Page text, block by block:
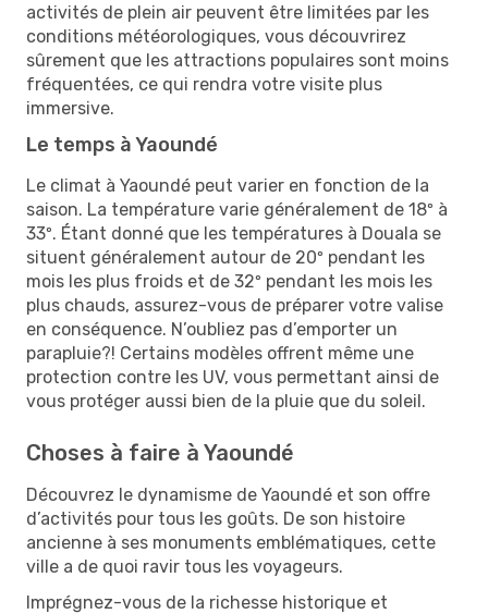
activités de plein air peuvent être limitées par les
conditions météorologiques, vous découvrirez
sûrement que les attractions populaires sont moins
fréquentées, ce qui rendra votre visite plus
immersive.
Le temps à Yaoundé
Le climat à Yaoundé peut varier en fonction de la
saison. La température varie généralement de 18º à
33º. Étant donné que les températures à Douala se
situent généralement autour de 20º pendant les
mois les plus froids et de 32º pendant les mois les
plus chauds, assurez-vous de préparer votre valise
en conséquence. N’oubliez pas d’emporter un
parapluie?! Certains modèles offrent même une
protection contre les UV, vous permettant ainsi de
vous protéger aussi bien de la pluie que du soleil.
Choses à faire à Yaoundé
Découvrez le dynamisme de Yaoundé et son offre
d’activités pour tous les goûts. De son histoire
ancienne à ses monuments emblématiques, cette
ville a de quoi ravir tous les voyageurs.
Imprégnez-vous de la richesse historique et